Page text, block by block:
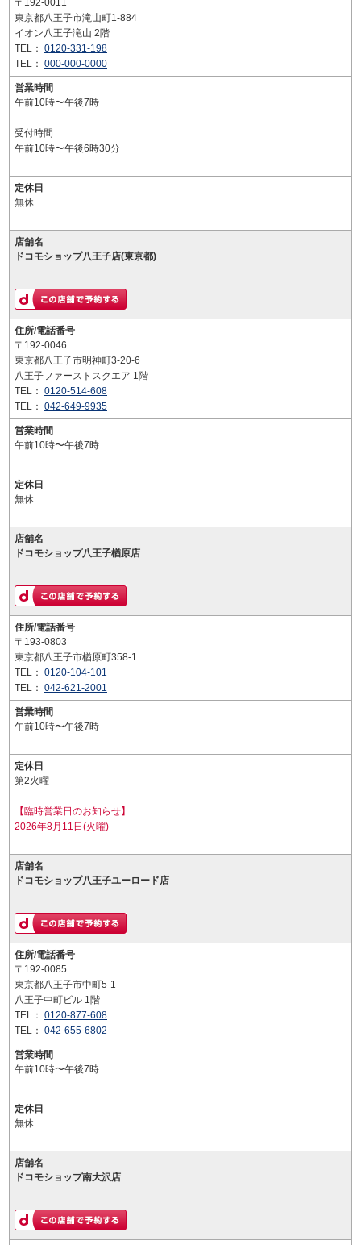
〒192-0011
東京都八王子市滝山町1-884
イオン八王子滝山 2階
TEL： 0120-331-198
TEL： 000-000-0000
営業時間
午前10時〜午後7時
受付時間
午前10時〜午後6時30分
定休日
無休
店舗名
ドコモショップ八王子店(東京都)
住所/電話番号
〒192-0046
東京都八王子市明神町3-20-6
八王子ファーストスクエア 1階
TEL： 0120-514-608
TEL： 042-649-9935
営業時間
午前10時〜午後7時
定休日
無休
店舗名
ドコモショップ八王子楢原店
住所/電話番号
〒193-0803
東京都八王子市楢原町358-1
TEL： 0120-104-101
TEL： 042-621-2001
営業時間
午前10時〜午後7時
定休日
第2火曜
【臨時営業日のお知らせ】
2026年8月11日(火曜)
店舗名
ドコモショップ八王子ユーロード店
住所/電話番号
〒192-0085
東京都八王子市中町5-1
八王子中町ビル 1階
TEL： 0120-877-608
TEL： 042-655-6802
営業時間
午前10時〜午後7時
定休日
無休
店舗名
ドコモショップ南大沢店